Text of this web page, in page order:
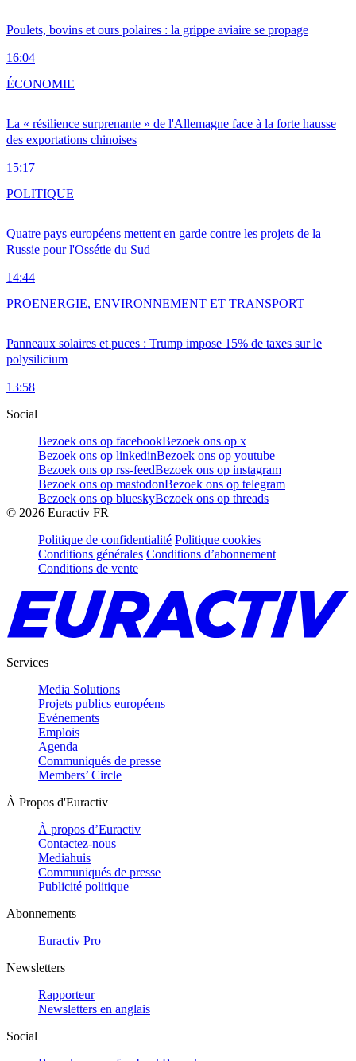
Poulets, bovins et ours polaires : la grippe aviaire se propage
16:04
La « résilience surprenante » de l'Allemagne face à la forte hausse
des exportations chinoises
15:17
ÉCONOMIE
Quatre pays européens mettent en garde contre les projets de la
Russie pour l'Ossétie du Sud
14:44
POLITIQUE
Panneaux solaires et puces : Trump impose 15% de taxes sur le
polysilicium
13:58
PROENERGIE, ENVIRONNEMENT ET TRANSPORT
Social
Bezoek ons op facebookBezoek ons op x
Bezoek ons op linkedinBezoek ons op youtube
Bezoek ons op rss-feedBezoek ons op instagram
Bezoek ons op mastodonBezoek ons op telegram
Bezoek ons op blueskyBezoek ons op threads
© 2026 Euractiv FR
Politique de confidentialité Politique cookies
Conditions générales Conditions d’abonnement
Conditions de vente
Services
Media Solutions
Projets publics européens
Evénements
Emplois
Agenda
Communiqués de presse
Members’ Circle
À Propos d'Euractiv
À propos d’Euractiv
Contactez-nous
Mediahuis
Communiqués de presse
Publicité politique
Abonnements
Euractiv Pro
Newsletters
Rapporteur
Newsletters en anglais
Social